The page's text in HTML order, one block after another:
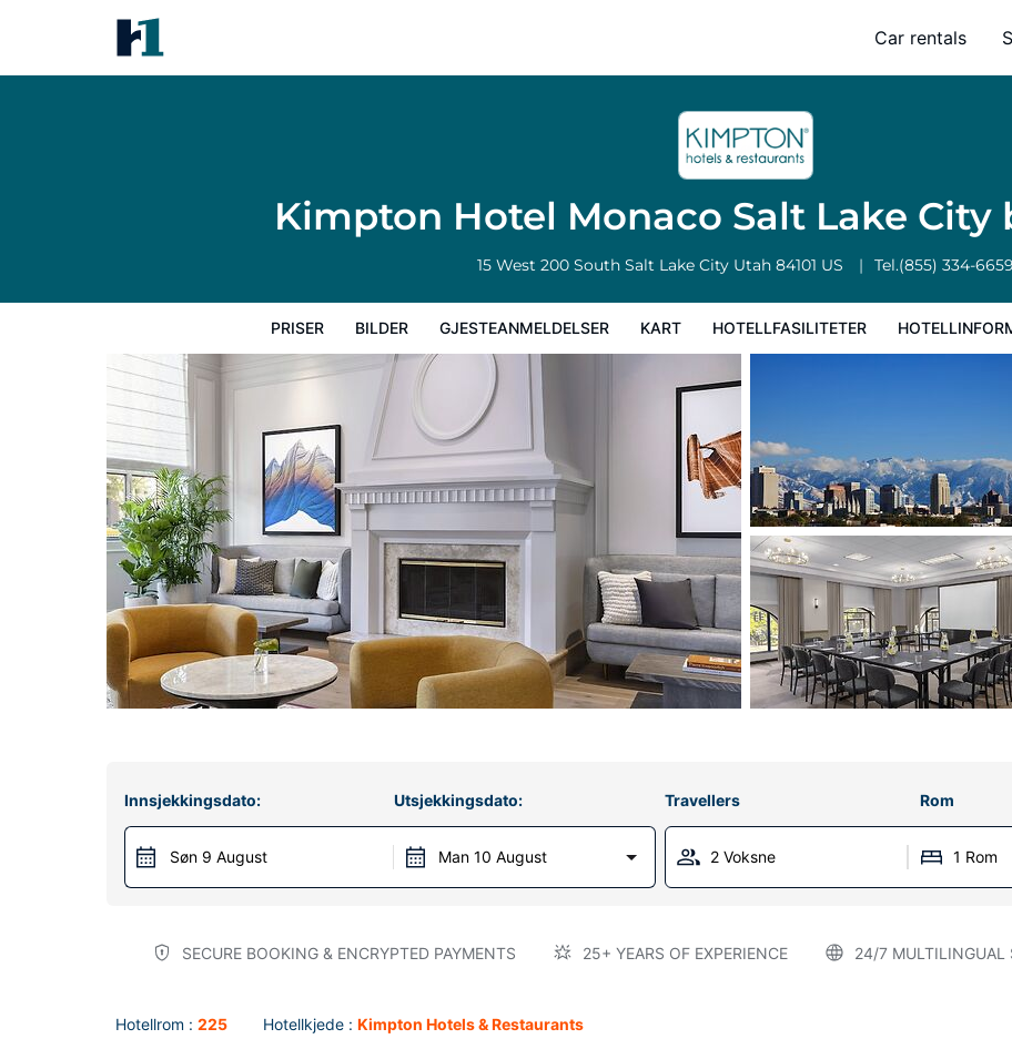
Car rentals
Kimpton Hotel Monaco Salt Lake City
15 West 200 South Salt Lake City Utah 84101 US Tel.(855) 334-6659
PRISER BILDER GJESTEANMELDELSER KART HOTELLFASILITETER
Innsjekkingsdato:
Søn 9 August
Utsjekkingsdato:
Man 10 August
Travellers Rom
2 Voksne 1 Rom
SECURE BOOKING & ENCRYPTED PAYMENTS 25+ YEARS OF EXPERIENCE 24/7 MULTILINGUAL
Hotellrom : 225 Hotellkjede : Kimpton Hotels & Restaurants